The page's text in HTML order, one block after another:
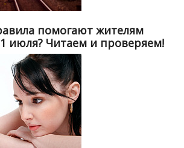
помогают жителям
июля? Читаем и проверяем!